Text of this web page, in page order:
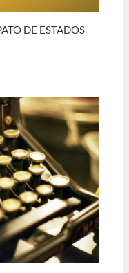
DE ESTADOS